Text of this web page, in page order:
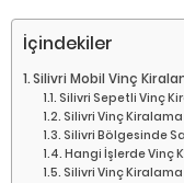
İçindekiler
Silivri Mobil Vinç
Silivri Sepetli Vinç
Silivri Vinç
Silivri Bölgesinde
Hangi İşlerde Vinç
Silivri Vinç Kiralama